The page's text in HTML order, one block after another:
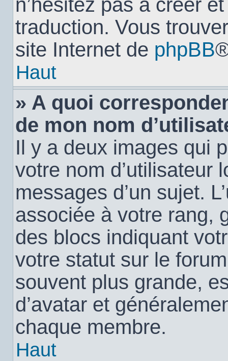
n’hésitez pas à créer
traduction. Vous
site Internet de phpBB
Haut
» A quoi
de mon nom
Il y a deux images qui
votre nom d’utilisateur
messages d’un sujet.
associée à votre rang,
des blocs indiquant
votre statut sur le
souvent plus grande,
d’avatar et
chaque membre.
Haut